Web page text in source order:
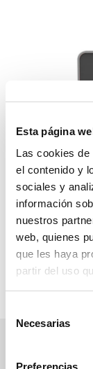
Esta página
Las cookies
el contenido y
sociales y
información
nuestros
web, quienes
que les haya
partir del uso
Necesarias
Preferencias